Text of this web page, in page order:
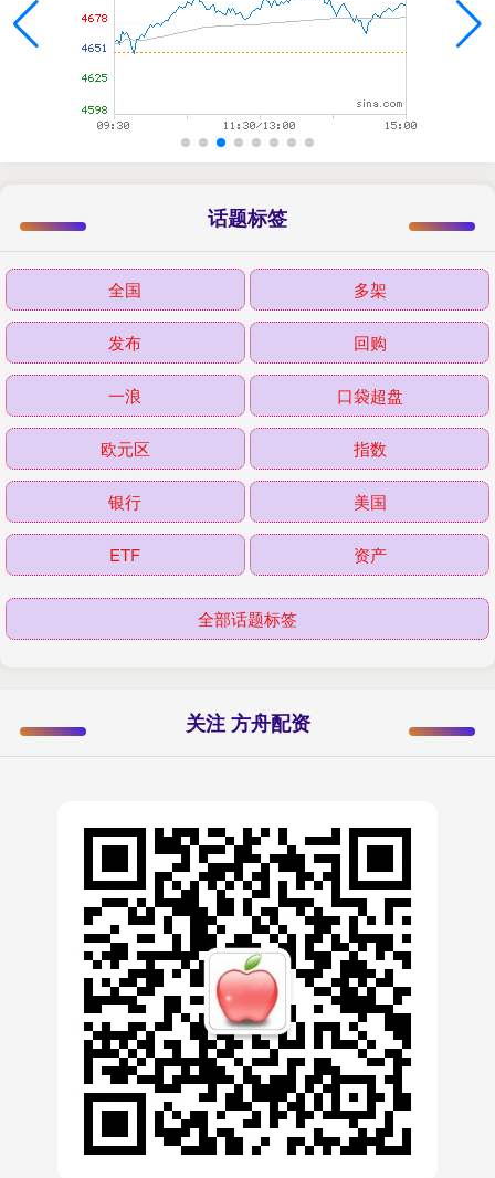
话题标签
全国 多架
发布 回购
一浪 口袋超盘
欧元区 指数
银行 美国
ETF 资产
全部话题标签
关注 方舟配资